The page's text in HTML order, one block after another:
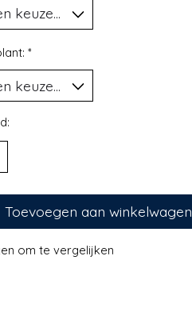
*
Toevoegen aan winkelwagen
om te vergelijken